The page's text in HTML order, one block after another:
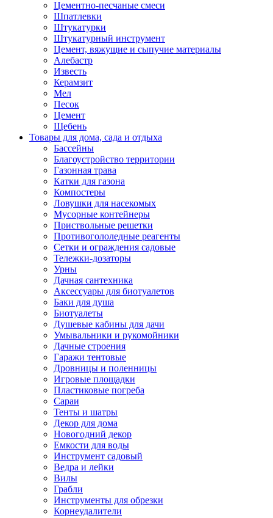
Цементно-песчаные смеси
Шпатлевки
Штукатурки
Штукатурный инструмент
Цемент, вяжущие и сыпучие материалы
Алебастр
Известь
Керамзит
Мел
Песок
Цемент
Щебень
Товары для дома, сада и отдыха
Бассейны
Благоустройство территории
Газонная трава
Катки для газона
Компостеры
Ловушки для насекомых
Мусорные контейнеры
Приствольные решетки
Противогололедные реагенты
Сетки и ограждения садовые
Тележки-дозаторы
Урны
Дачная сантехника
Аксессуары для биотуалетов
Баки для душа
Биотуалеты
Душевые кабины для дачи
Умывальники и рукомойники
Дачные строения
Гаражи тентовые
Дровницы и поленницы
Игровые площадки
Пластиковые погреба
Сараи
Тенты и шатры
Декор для дома
Новогодний декор
Емкости для воды
Инструмент садовый
Ведра и лейки
Вилы
Грабли
Инструменты для обрезки
Корнеудалители